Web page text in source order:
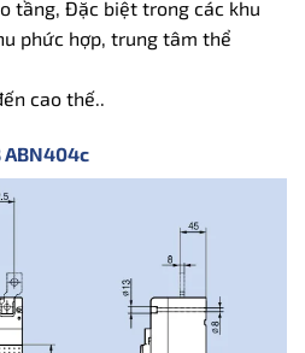
tầng, Đặc biệt trong các khu
phức hợp, trung tâm thể
cao thế..
ABN404c